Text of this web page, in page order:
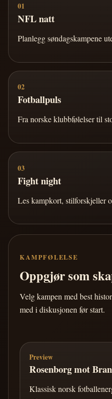
01
NFL natt
Planlegg søndagskampene
02
Fotballpuls
Fra norske klubbfølelser til
03
Fight night
Les kampkort, stilforskjeller
KAMPFØLELSE
Oppgjør som
Velg kampen med best
med i diskusjonen før start.
Preview
Rosenborg mot
Klassisk norsk